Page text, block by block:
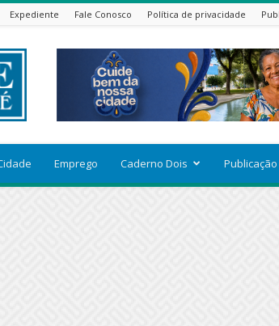
Expediente Fale Conosco Política de privacidade
Emprego Caderno Dois Publicação